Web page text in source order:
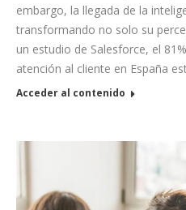
embargo, la llegada de la
transformando no solo su
un estudio de Salesforce, el
atención al cliente en España
Acceder al contenido